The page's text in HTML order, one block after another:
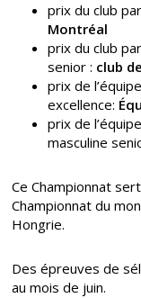
prix du club
Montréal
prix du club
senior : club
prix de
excellence:
prix de
masculine
Ce Championnat
Championnat du
Hongrie.
Des épreuves de
au mois de juin.